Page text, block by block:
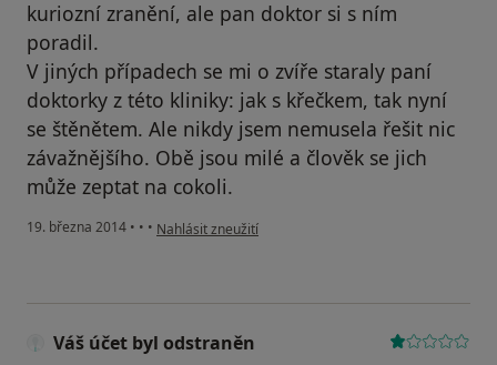
kuriozní zranění, ale pan doktor si s ním
poradil.
V jiných případech se mi o zvíře staraly paní
doktorky z této kliniky: jak s křečkem, tak nyní
se štěnětem. Ale nikdy jsem nemusela řešit nic
závažnějšího. Obě jsou milé a člověk se jich
může zeptat na cokoli.
19. března 2014 • • • podle názoru uživatele Váš účet byl odstraněn
Nahlásit zneužití
Váš účet byl odstraněn